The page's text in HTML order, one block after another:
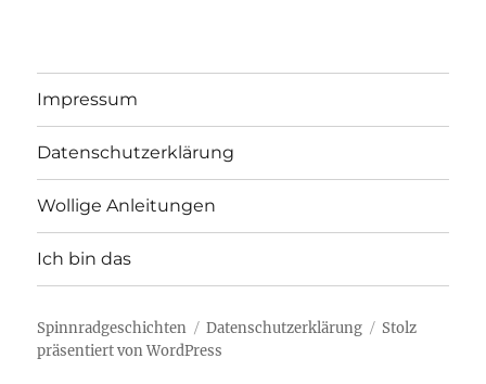
Impressum
Datenschutzerklärung
Wollige Anleitungen
Ich bin das
Spinnradgeschichten Datenschutzerklärung
Stolz
präsentiert von WordPress